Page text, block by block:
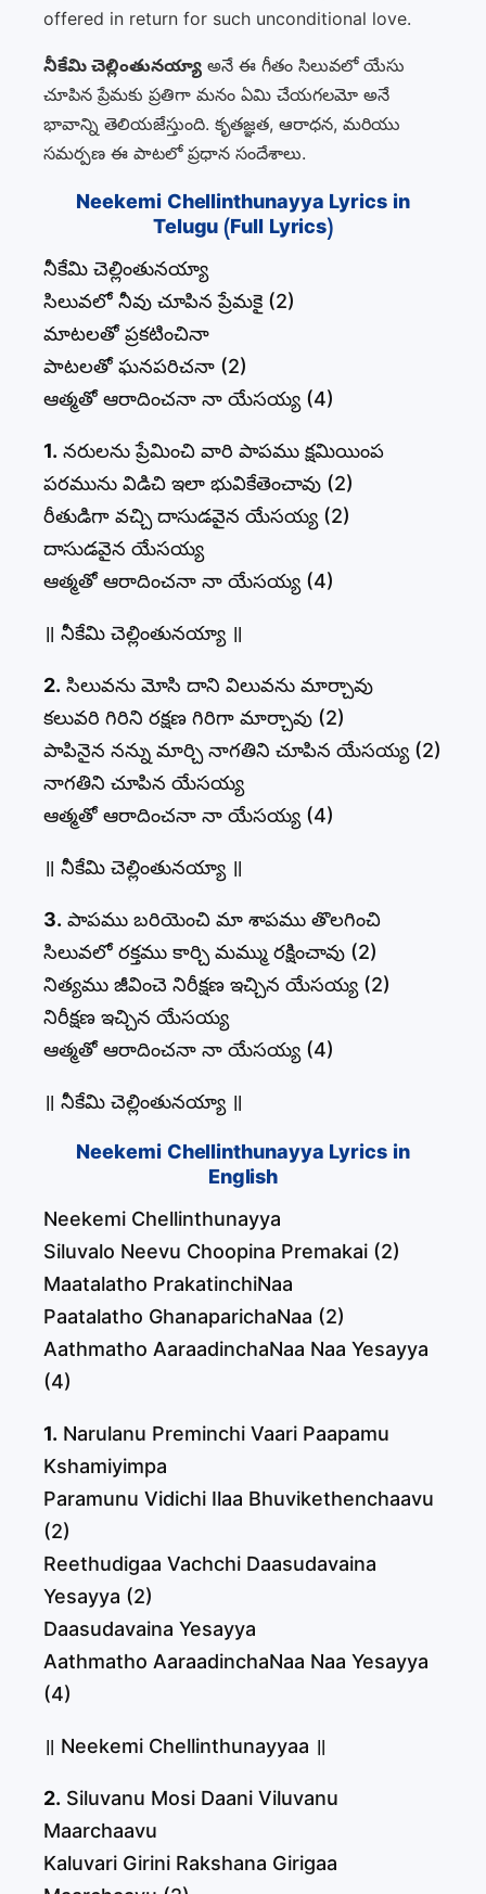
offered in return for such unconditional love.
నీకేమి చెల్లింతునయ్యా అనే ఈ గీతం సిలువలో యేసు
చూపిన ప్రేమకు ప్రతిగా మనం ఏమి చేయగలమో అనే
భావాన్ని తెలియజేస్తుంది. కృతజ్ఞత, ఆరాధన, మరియు
సమర్పణ ఈ పాటలో ప్రధాన సందేశాలు.
Neekemi Chellinthunayya Lyrics in
Telugu (Full Lyrics)
నీకేమి చెల్లింతునయ్యా
సిలువలో నీవు చూపిన ప్రేమకై (2)
మాటలతో ప్రకటించినా
పాటలతో ఘనపరిచనా (2)
ఆత్మతో ఆరాదించనా నా యేసయ్య (4)
1. నరులను ప్రేమించి వారి పాపము క్షమియింప
పరమును విడిచి ఇలా భువికేతెంచావు (2)
రీతుడిగా వచ్చి దాసుడవైన యేసయ్య (2)
దాసుడవైన యేసయ్య
ఆత్మతో ఆరాదించనా నా యేసయ్య (4)
॥ నీకేమి చెల్లింతునయ్యా ॥
2. సిలువను మోసి దాని విలువను మార్చావు
కలువరి గిరిని రక్షణ గిరిగా మార్చావు (2)
పాపినైన నన్ను మార్చి నాగతిని చూపిన యేసయ్య (2)
నాగతిని చూపిన యేసయ్య
ఆత్మతో ఆరాదించనా నా యేసయ్య (4)
॥ నీకేమి చెల్లింతునయ్యా ॥
3. పాపము బరియెంచి మా శాపము తొలగించి
సిలువలో రక్తము కార్చి మమ్ము రక్షించావు (2)
నిత్యము జీవించె నిరీక్షణ ఇచ్చిన యేసయ్య (2)
నిరీక్షణ ఇచ్చిన యేసయ్య
ఆత్మతో ఆరాదించనా నా యేసయ్య (4)
॥ నీకేమి చెల్లింతునయ్యా ॥
Neekemi Chellinthunayya Lyrics in
English
Neekemi Chellinthunayya
Siluvalo Neevu Choopina Premakai (2)
Maatalatho PrakatinchiNaa
Paatalatho GhanaparichaNaa (2)
Aathmatho AaraadinchaNaa Naa Yesayya
(4)
1. Narulanu Preminchi Vaari Paapamu
Kshamiyimpa
Paramunu Vidichi Ilaa Bhuvikethenchaavu
(2)
Reethudigaa Vachchi Daasudavaina
Yesayya (2)
Daasudavaina Yesayya
Aathmatho AaraadinchaNaa Naa Yesayya
(4)
॥ Neekemi Chellinthunayyaa ॥
2. Siluvanu Mosi Daani Viluvanu
Maarchaavu
Kaluvari Girini Rakshana Girigaa